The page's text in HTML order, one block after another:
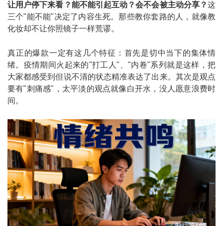
让用户停下来看？能不能引起互动？会不会被主动分享？这
三个"能不能"决定了内容生死。那些教你套路的人，就像教
化妆却不让你照镜子一样荒谬。
真正的爆款一定有这几个特征：首先是切中当下的集体情
绪。疫情期间火起来的"打工人"、"内卷"系列就是这样，把
大家都感受到但说不清的状态精准表达了出来。其次是观点
要有"刺痛感"，太平淡的观点就像白开水，没人愿意浪费时
间。